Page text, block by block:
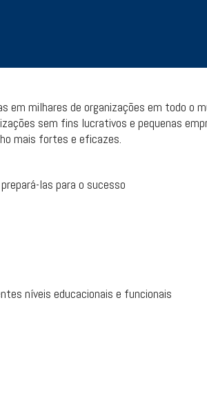
em milhares de organizações em todo o
sem fins lucrativos e pequenas
mais fortes e eficazes.
las para o sucesso
níveis educacionais e funcionais